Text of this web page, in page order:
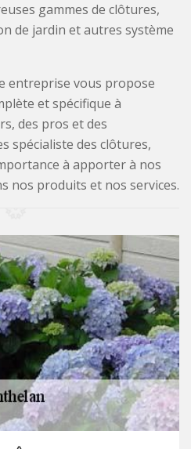
gammes de clôtures,
de jardin et autres système
entreprise vous propose
et spécifique à
des pros et des
spécialiste des clôtures,
à apporter à nos
nos produits et nos services.